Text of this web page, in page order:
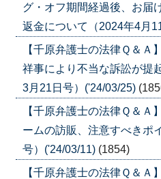
グ・オフ期間経過後、お届
返金について（2024年4月
【千原弁護士の法律Ｑ＆
祥事により不当な訴訟が提
3月21日号）('24/03/25)
【千原弁護士の法律Ｑ＆
ームの訪販、注意すべきポ
号）('24/03/11) (1854)
【千原弁護士の法律Ｑ＆